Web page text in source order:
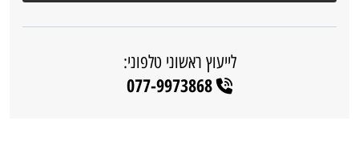
לייעוץ ראשוני טלפוני:
077-9973868